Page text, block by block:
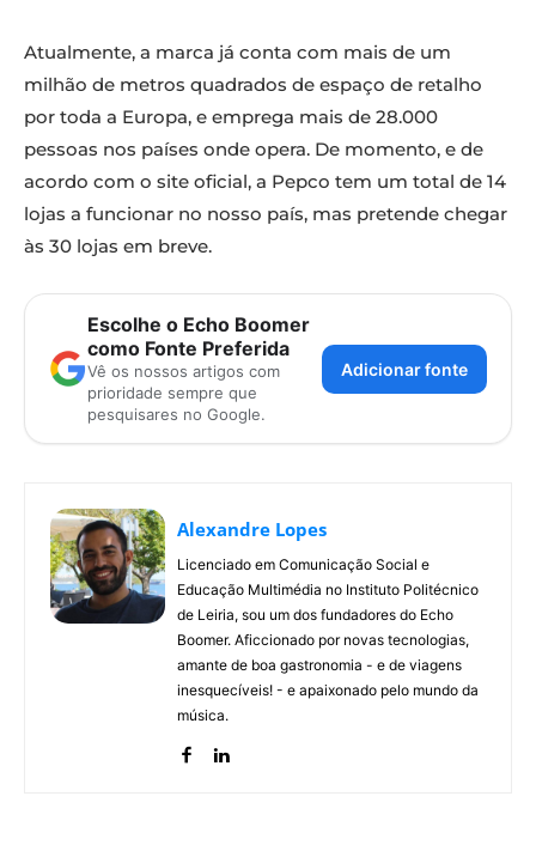
Atualmente, a marca já conta com mais de um
milhão de metros quadrados de espaço de retalho
por toda a Europa, e emprega mais de 28.000
pessoas nos países onde opera. De momento, e de
acordo com o site oficial, a Pepco tem um total de 14
lojas a funcionar no nosso país, mas pretende chegar
às 30 lojas em breve.
Escolhe o Echo Boomer
como Fonte Preferida
Vê os nossos artigos com
prioridade sempre que
pesquisares no Google.
Adicionar fonte
Alexandre Lopes
Licenciado em Comunicação Social e
Educação Multimédia no Instituto Politécnico
de Leiria, sou um dos fundadores do Echo
Boomer. Aficcionado por novas tecnologias,
amante de boa gastronomia - e de viagens
inesquecíveis! - e apaixonado pelo mundo da
música.